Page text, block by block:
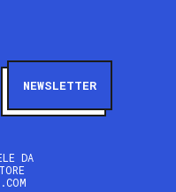
NEWSLETTER
DA